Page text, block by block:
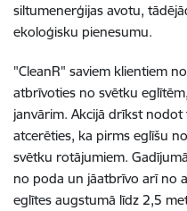
siltumenerģijas avotu,
ekoloģisku pienesumu.
"CleanR" saviem klientiem
atbrīvoties no svētku
janvārim. Akcijā drīkst
atcerēties, ka pirms eglīšu
svētku rotājumiem.
no poda un jāatbrīvo arī no
eglītes augstumā līdz 2,5